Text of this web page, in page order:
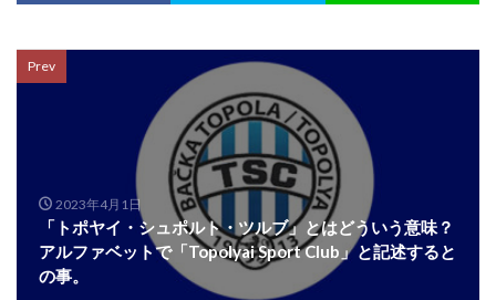
Prev
2023年4月1日
「トポヤイ・シュポルト・ツルブ」とはどういう意味？
アルファベットで「Topolyai Sport Club」と記述すると
の事。